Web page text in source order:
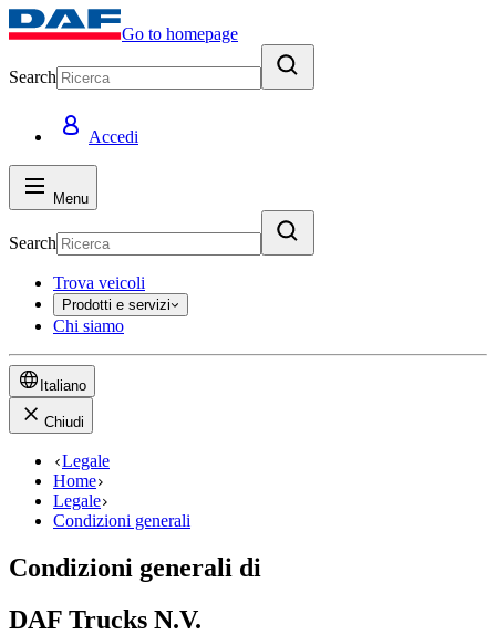
Go to homepage
Search
Accedi
Menu
Search
Trova veicoli
Prodotti e servizi
Chi siamo
Italiano
Chiudi
Legale
Home
Legale
Condizioni generali
Condizioni generali di
DAF Trucks N.V.